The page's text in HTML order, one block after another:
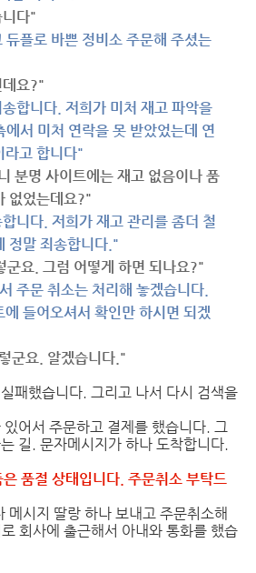
다"
플로 바쁜 정비소 주문해 주셨는
요?"
합니다. 저희가 미처 재고 파악을
서 미처 연락을 못 받았었는데 연
라고 합니다"
분명 사이트에는 재고 없음이나 품
없었는데요?"
니다. 저희가 재고 관리를 좀더 철
정말 죄송합니다."
군요. 그럼 어떻게 하면 되나요?"
주문 취소는 처리해 놓겠습니다.
에 들어오셔서 확인만 하시면 되겠
군요. 알겠습니다."
패했습니다. 그리고 나서 다시 검색을
어서 주문하고 결제를 했습니다. 그
길. 문자메시지가 하나 도착합니다.
품절 상태입니다. 주문취소 부탁드
메시지 딸랑 하나 보내고 주문취소해
회사에 출근해서 아내와 통화를 했습